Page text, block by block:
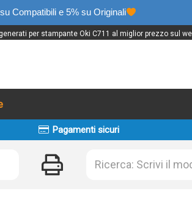
su Compatibili e 5% su Originali
per stampante Oki C711 al miglior prezzo sul
Pagamenti sicuri